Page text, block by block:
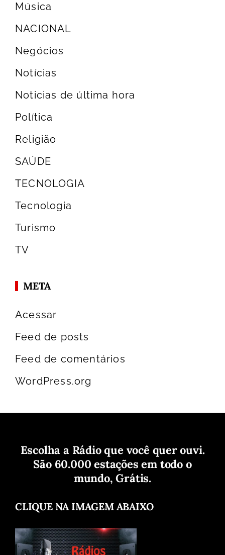
Música
NACIONAL
Negócios
Notícias
Noticias de última hora
Política
Religião
SAÚDE
TECNOLOGIA
Tecnologia
Turismo
TV
META
Acessar
Feed de posts
Feed de comentários
WordPress.org
Escolha a Rádio que você quer ouvi.
São 60.000 estações em todo o
mundo, Grátis.
CLIQUE NA IMAGEM ABAIXO